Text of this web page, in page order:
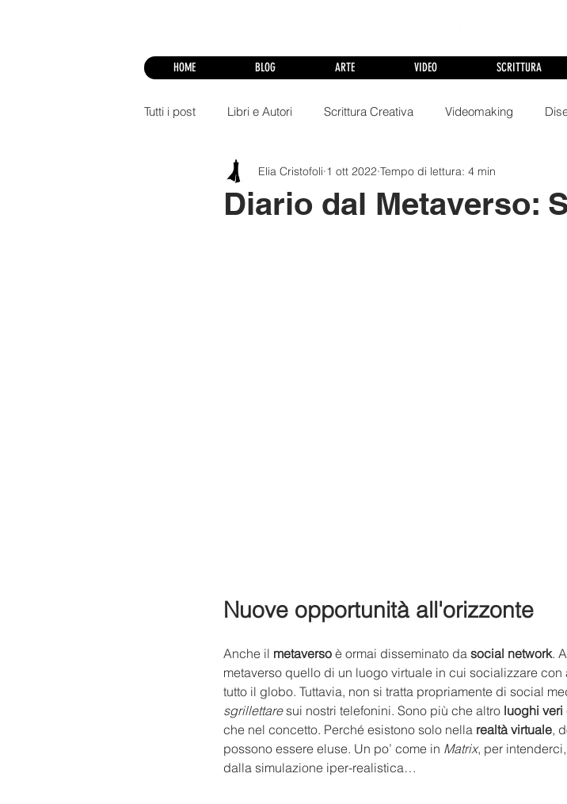
HOME BLOG ARTE VIDEO SCRITTURA
Tutti i post Libri e Autori Scrittura Creativa Videomaking
Didattica Video Musicali Politica Filosofia e Storia
Diario dal Metaverso:
Elia Cristofoli 1 ott 2022 Tempo di lettura: 4 min
Nuove opportunità all'orizzonte
Anche il metaverso è ormai disseminato da social network.
metaverso quello di un luogo virtuale in cui socializzare
tutto il globo. Tuttavia, non si tratta propriamente di social
sgrillettare sui nostri telefonini. Sono più che altro luoghi veri
che nel concetto. Perché esistono solo nella realtà virtuale,
possono essere eluse. Un po’ come in Matrix, per
dalla simulazione iper-realistica…